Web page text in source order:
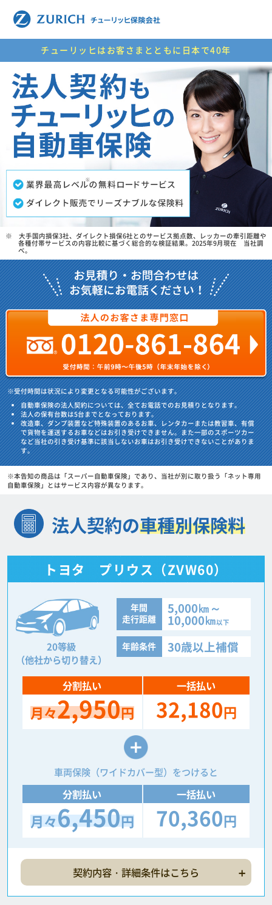
チューリッヒはお客さまとともに日本で40年
※ 大手国内損保3社、ダイレクト損保6社とのサービス拠点数、レッカーの牽引距離や
各種付帯サービスの内容比較に基づく総合的な検証結果。2025年9月現在 当社調
べ。
※受付時間は状況により変更となる可能性がございます。
自動車保険の法人契約については、全てお電話でのお見積りとなります。
法人の保有台数は5台までとなっております。
改造車、ダンプ装置など特殊装置のあるお車、レンタカーまたは教習車、有償
で貨物を運送するお車などはお引き受けできません。また一部のスポーツカー
など当社の引き受け基準に該当しないお車はお引き受けできないことがありま
す。
※本告知の商品は「スーパー自動車保険」であり、当社が別に取り扱う「ネット専用
自動車保険」とはサービス内容が異なります。
法人契約の車種別保険料
トヨタ プリウス（ZVW60）
20等級
（他社から切り替え）
年間
走行距離
5,000㎞～
10,000㎞以下
年齢条件 30歳以上補償
分割払い
月々2,950円
一括払い
32,180円
車両保険（ワイドカバー型）をつけると
分割払い
月々6,450円
一括払い
70,360円
契約内容・詳細条件はこちら